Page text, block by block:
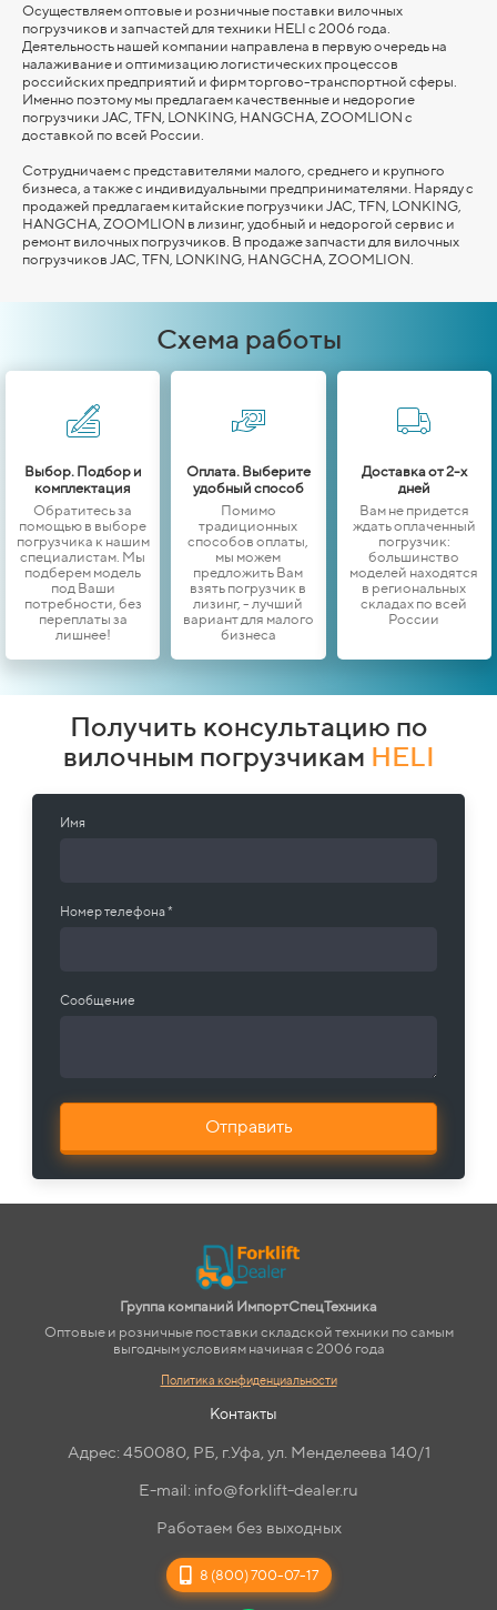
Осуществляем оптовые и розничные поставки вилочных
погрузчиков и запчастей для техники HELI с 2006 года.
Деятельность нашей компании направлена в первую очередь на
налаживание и оптимизацию логистических процессов
российских предприятий и фирм торгово-транспортной сферы.
Именно поэтому мы предлагаем качественные и недорогие
погрузчики JAC, TFN, LONKING, HANGCHA, ZOOMLION с
доставкой по всей России.
Сотрудничаем с представителями малого, среднего и крупного
бизнеса, а также с индивидуальными предпринимателями. Наряду с
продажей предлагаем китайские погрузчики JAC, TFN, LONKING,
HANGCHA, ZOOMLION в лизинг, удобный и недорогой сервис и
ремонт вилочных погрузчиков. В продаже запчасти для вилочных
погрузчиков JAC, TFN, LONKING, HANGCHA, ZOOMLION
Схема работы
Выбор. Подбор и
комплектация
Обратитесь за
помощью в выборе
погрузчика к нашим
специалистам. Мы
подберем модель
под Ваши
потребности, без
переплаты за
лишнее!
Оплата. Выберите
удобный способ
Помимо
традиционных
способов оплаты,
мы можем
предложить Вам
взять погрузчик в
лизинг, - лучший
вариант для малого
бизнеса
Доставка от 2-х
дней
Вам не придется
ждать оплаченный
погрузчик:
большинство
моделей находятся
в региональных
складах по всей
России
Получить консультацию по
вилочным погрузчикам HELI
Имя
Номер телефона *
Сообщение
Отправить
Группа компаний ИмпортСпецТехника
Оптовые и розничные поставки складской техники по самым
выгодным условиям начиная с 2006 года
Политика конфиденциальности
Контакты
Адрес: 450080, РБ, г.Уфа, ул. Менделеева 140/1
E-mail: info@forklift-dealer.ru
Работаем без выходных
8 (800) 700-07-17